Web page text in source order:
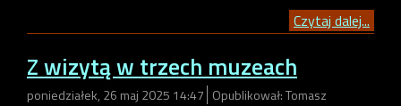
Czytaj dalej...
Z wizytą w trzech muzeach
poniedziałek, 26 maj 2025 14:47 Opublikował: Tomasz